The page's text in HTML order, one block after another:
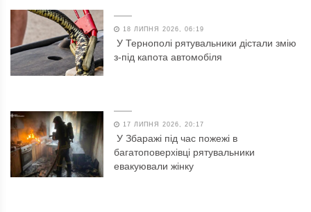
18 ЛИПНЯ 2026, 06:19
У Тернополі рятувальники дістали змію
з-під капота автомобіля
17 ЛИПНЯ 2026, 20:17
У Збаражі під час пожежі в
багатоповерхівці рятувальники
евакуювали жінку